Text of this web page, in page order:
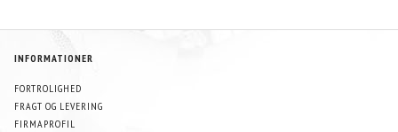
INFORMATIONER
FORTROLIGHED
FRAGT OG LEVERING
FIRMAPROFIL